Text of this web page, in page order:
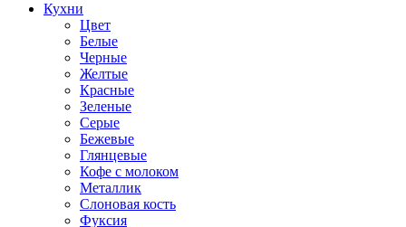
Кухни
Цвет
Белые
Черные
Желтые
Красные
Зеленые
Серые
Бежевые
Глянцевые
Кофе с молоком
Металлик
Слоновая кость
Фуксия